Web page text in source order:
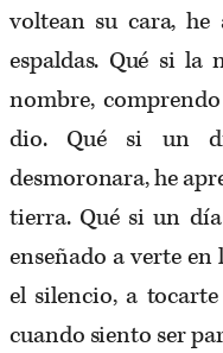
voltean su cara,
espaldas. Qué si la
nombre,
dio. Qué si un
desmoronara, he
tierra. Qué si un
enseñado a verte
el silencio, a
cuando siento ser